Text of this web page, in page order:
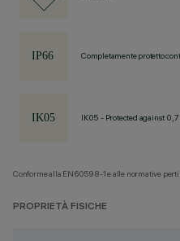
Completamente protetto
IK05 - Protected against 0,7
Conforme alla EN60598-1 e alle normative
PROPRIETÀ FISICHE